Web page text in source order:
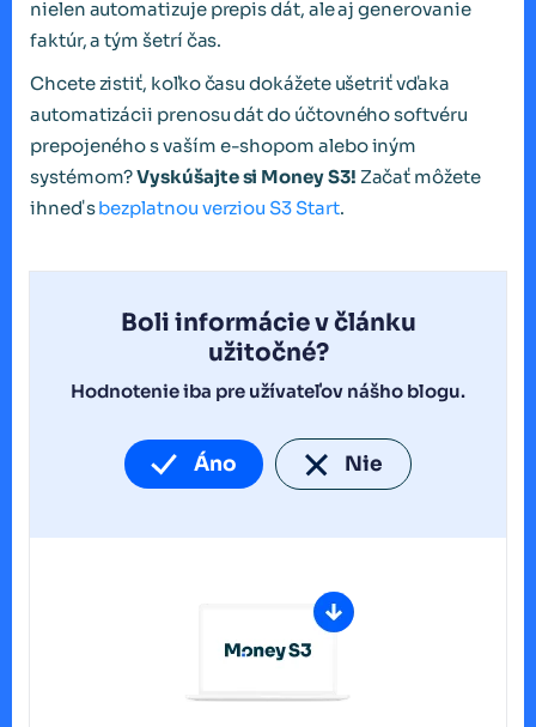
nielen automatizuje prepis dát, ale aj generovanie
faktúr, a tým šetrí čas.
Chcete zistiť, koľko času dokážete ušetriť vďaka
automatizácii prenosu dát do účtovného softvéru
prepojeného s vaším e-shopom alebo iným
systémom?Vyskúšajte si Money S3! Začať môžete
ihneď sbezplatnou verziou S3 Start.
Boli informácie v článku
užitočné?
Hodnotenie iba pre užívateľov nášho blogu.
Áno Nie